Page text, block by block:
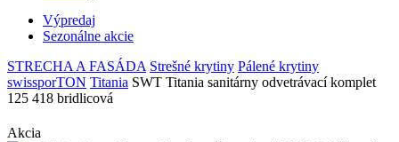
Výpredaj
Sezonálne akcie
STRECHA A FASÁDA Strešné krytiny Pálené krytiny
swissporTON Titania SWT Titania sanitárny odvetrávací komplet
125 418 bridlicová
Akcia